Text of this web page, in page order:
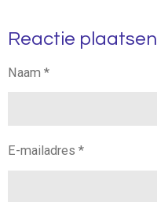
e
n
l
r
e
e
n
Reactie plaatsen
Naam *
E-mailadres *